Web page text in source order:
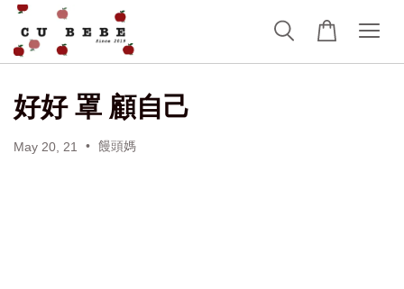
好好 罩 顧自己
May 20, 21 • 饅頭媽